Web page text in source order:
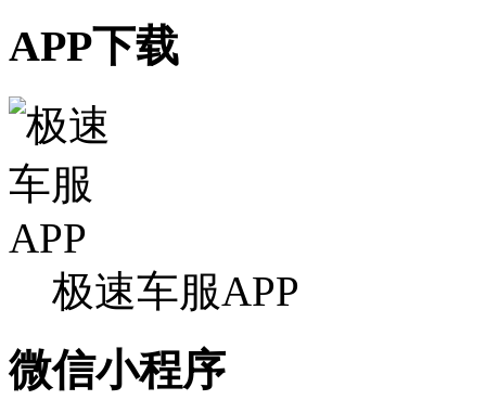
APP下载
极速车服APP
微信小程序